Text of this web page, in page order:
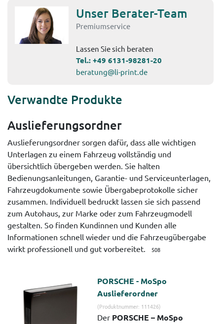
Unser Berater-Team
Premiumservice
Lassen Sie sich beraten
Tel.:+49 6131-98281-20
beratung@li-print.de
Verwandte Produkte
Auslieferungsordner
Auslieferungsordner sorgen dafür, dass alle wichtigen
Unterlagen zu einem Fahrzeug vollständig und
übersichtlich übergeben werden. Sie halten
Bedienungsanleitungen, Garantie- und Serviceunterlagen,
Fahrzeugdokumente sowie Übergabeprotokolle sicher
zusammen. Individuell bedruckt lassen sie sich passend
zum Autohaus, zur Marke oder zum Fahrzeugmodell
gestalten. So finden Kundinnen und Kunden alle
Informationen schnell wieder und die Fahrzeugübergabe
wirkt professionell und gut vorbereitet.
508
PORSCHE - MoSpo
Auslieferordner
(Produktnummer: 111426)
Der PORSCHE – MoSpo